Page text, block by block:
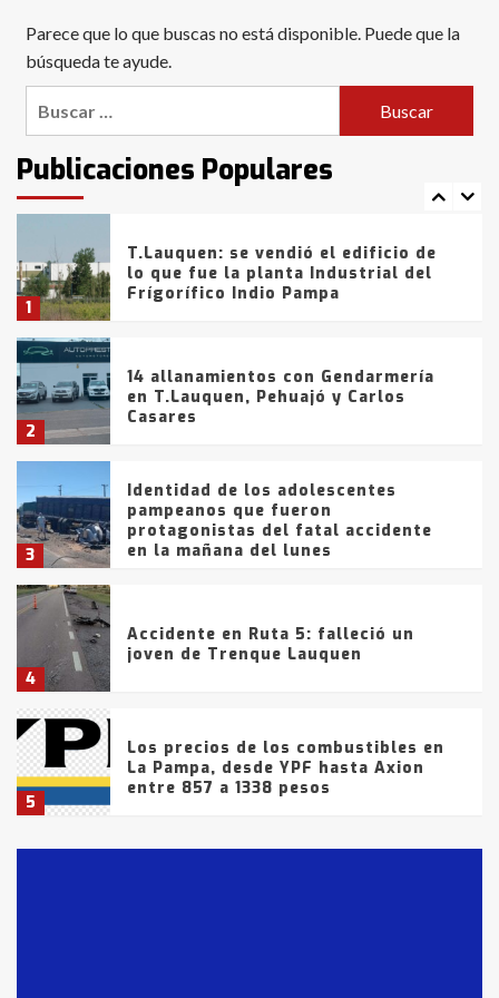
Parece que lo que buscas no está disponible. Puede que la
búsqueda te ayude.
Publicaciones Populares
6
con lluvias y heladas, en gran parte
de la provincia
intentaron evadir a la Policía
fueron detenidos por
comercialización de drogas en la
tarde del sábado
1
T.Lauquen: se vendió el edificio de
lo que fue la planta Industrial del
Frígorífico Indio Pampa
2
14 allanamientos con Gendarmería
en T.Lauquen, Pehuajó y Carlos
Casares
3
Identidad de los adolescentes
pampeanos que fueron
protagonistas del fatal accidente
en la mañana del lunes
4
Accidente en Ruta 5: falleció un
joven de Trenque Lauquen
5
Los precios de los combustibles en
La Pampa, desde YPF hasta Axion
entre 857 a 1338 pesos